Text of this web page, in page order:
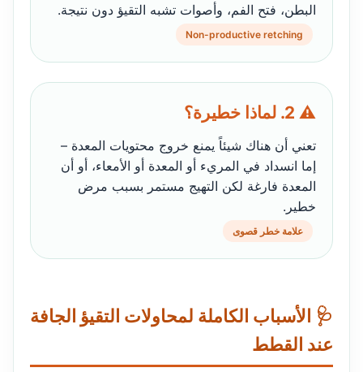
البطن، فتح الفم، وأصوات تشبه التقيؤ دون نتيجة.
Non-productive retching
⚠️ 2. لماذا خطيرة؟
تعني أن هناك شيئاً يمنع خروج محتويات المعدة –
إما انسداد في المريء أو المعدة أو الأمعاء، أو أن
المعدة فارغة لكن التهيج مستمر بسبب مرض
خطير.
علامة خطر قصوى
🩺 الأسباب الكاملة لمحاولات التقيؤ الجافة
عند القطط